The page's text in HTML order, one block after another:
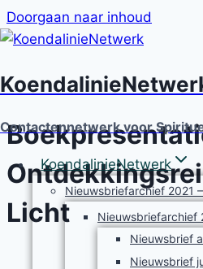
Doorgaan naar inhoud
Contactennetwerk voor
KoendalinieNetwerk
Nieuwsbriefarchief 2021
Nieuwsbriefarchief
Nieuwsbrief
Nieuwsbrief
Licht